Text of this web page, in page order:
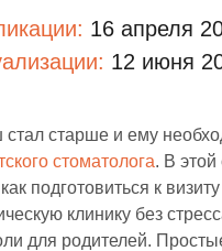
16 апреля
12 июня
старше и ему
стоматолога. В этой
подготовиться к
клинику без
для родителей.